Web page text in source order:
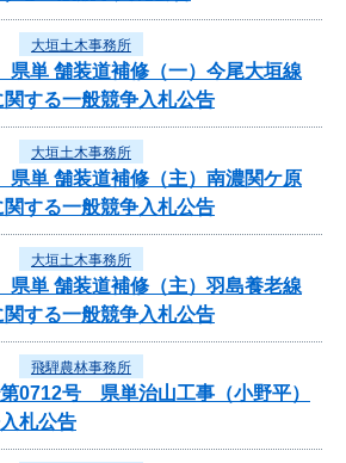
大垣土木事務所
単 舗装道補修（一）今尾大垣線
する一般競争入札公告
大垣土木事務所
単 舗装道補修（主）南濃関ケ原
する一般競争入札公告
大垣土木事務所
単 舗装道補修（主）羽島養老線
する一般競争入札公告
飛騨農林事務所
第0712号 県単治山工事（小野平）
札公告